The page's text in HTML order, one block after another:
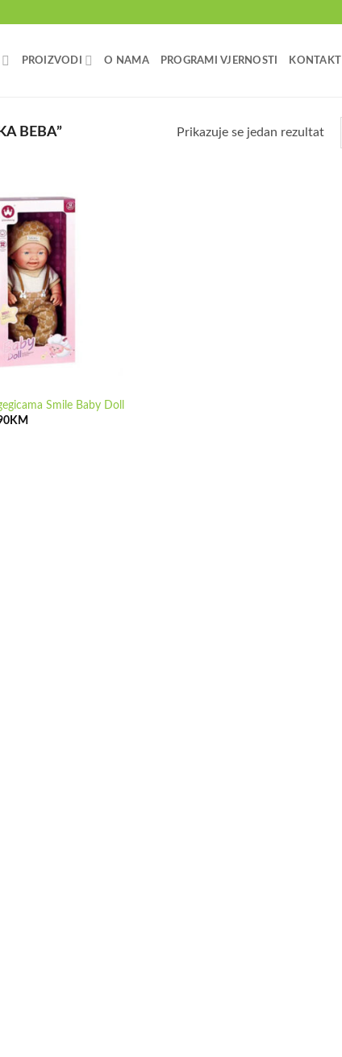
PROIZVODI O NAMA PROGRAMI VJERNOSTI KONTAKT
BEBA” Prikazuje se jedan rezultat
Smile Baby Doll
KM